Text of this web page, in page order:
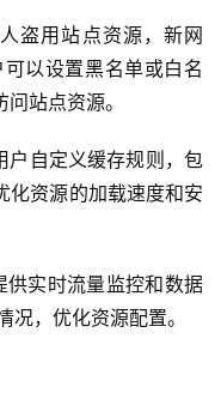
盗用站点资源，新网
以设置黑名单或白名
站点资源。
户自定义缓存规则，包
化资源的加载速度和安
供实时流量监控和数据
，优化资源配置。